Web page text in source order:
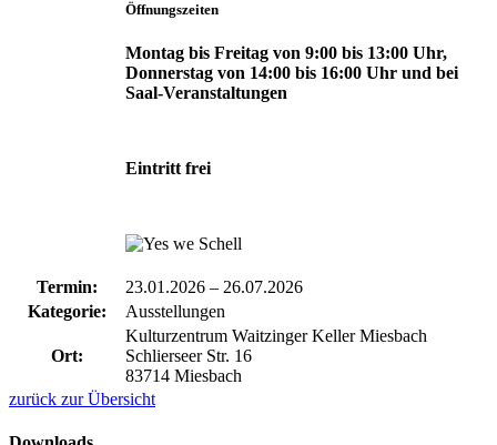
Öffnungszeiten
Montag bis Freitag von 9:00 bis 13:00 Uhr,
Donnerstag von 14:00 bis 16:00 Uhr und bei
Saal-Veranstaltungen
Eintritt frei
Termin: 23.01.2026 – 26.07.2026
Kategorie:
Ausstellungen
Ort:
Kulturzentrum Waitzinger Keller Miesbach
Schlierseer Str. 16
83714 Miesbach
zurück zur Übersicht